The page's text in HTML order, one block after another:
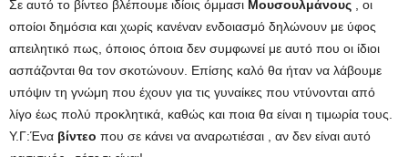
Σε αυτό το βίντεο βλέπουμε ιδίοις όμμασι Μουσουλμάνους , οι
οποίοι δημόσια και χωρίς κανέναν ενδοιασμό δηλώνουν με ύφος
απειλητικό πως, όποιος όποια δεν συμφωνεί με αυτό που οι ίδιοι
ασπάζονται θα τον σκοτώνουν. Επίσης καλό θα ήταν να λάβουμε
υπόψιν τη γνώμη που έχουν για τις γυναίκες που ντύνονται από
λίγο έως πολύ προκλητικά, καθώς και ποια θα είναι η τιμωρία τους.
Υ.Γ:Ένα βίντεο που σε κάνει να αναρωτιέσαι , αν δεν είναι αυτό